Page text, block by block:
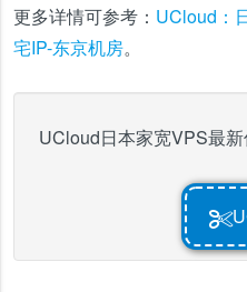
更多详情可参考： UCloud：
宅IP-东京机房。
UCloud日本家宽VPS最